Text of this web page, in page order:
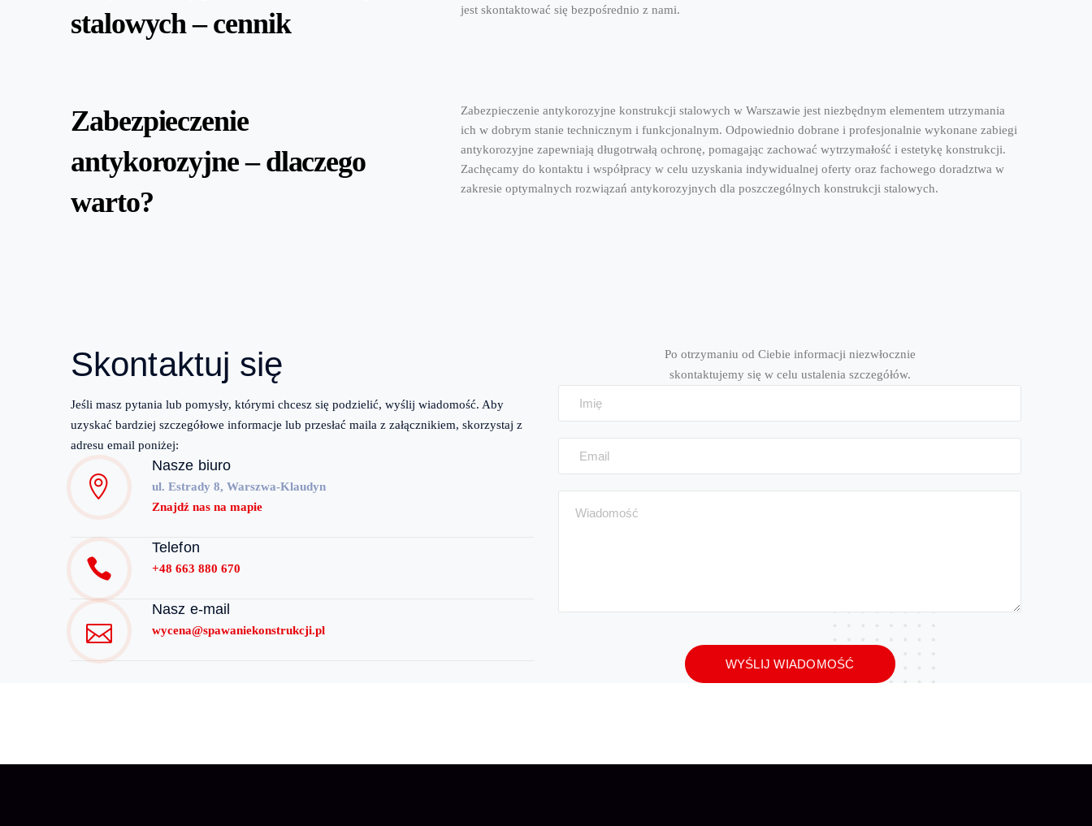
stalowych – cennik
jest skontaktować się bezpośrednio z nami.
Zabezpieczenie
antykorozyjne – dlaczego
warto?
Zabezpieczenie antykorozyjne konstrukcji stalowych w Warszawie jest niezbędnym elementem utrzymania
ich w dobrym stanie technicznym i funkcjonalnym. Odpowiednio dobrane i profesjonalnie wykonane zabiegi
antykorozyjne zapewniają długotrwałą ochronę, pomagając zachować wytrzymałość i estetykę konstrukcji.
Zachęcamy do kontaktu i współpracy w celu uzyskania indywidualnej oferty oraz fachowego doradztwa w
zakresie optymalnych rozwiązań antykorozyjnych dla poszczególnych konstrukcji stalowych.
Skontaktuj się
Jeśli masz pytania lub pomysły, którymi chcesz się podzielić, wyślij wiadomość. Aby
uzyskać bardziej szczegółowe informacje lub przesłać maila z załącznikiem, skorzystaj z
adresu email poniżej:
Nasze biuro
ul. Estrady 8, Warszwa-Klaudyn
Znajdź nas na mapie
Telefon
+48 663 880 670
Nasz e-mail
wycena@spawaniekonstrukcji.pl
Po otrzymaniu od Ciebie informacji niezwłocznie
skontaktujemy się w celu ustalenia szczegółów.